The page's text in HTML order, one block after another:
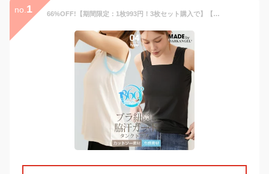
no. 1 66%OFF!【期間限定：1枚993円！3枚セット購入で】【年間ランキング21位】 ブラ紐隠し タンクトップ レディース インナー トップス 接触冷感 脇汗ガード 汗取りインナー タンク シンプル カットソー ノースリーブ【 ブラ紐隠し・脇汗ガードインナー 】